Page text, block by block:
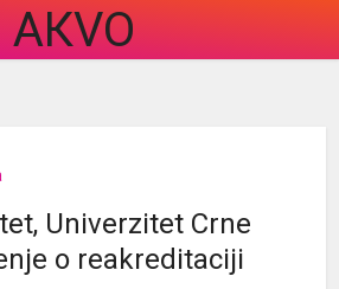
АКVO
Univerzitet Crne
o reakreditaciji